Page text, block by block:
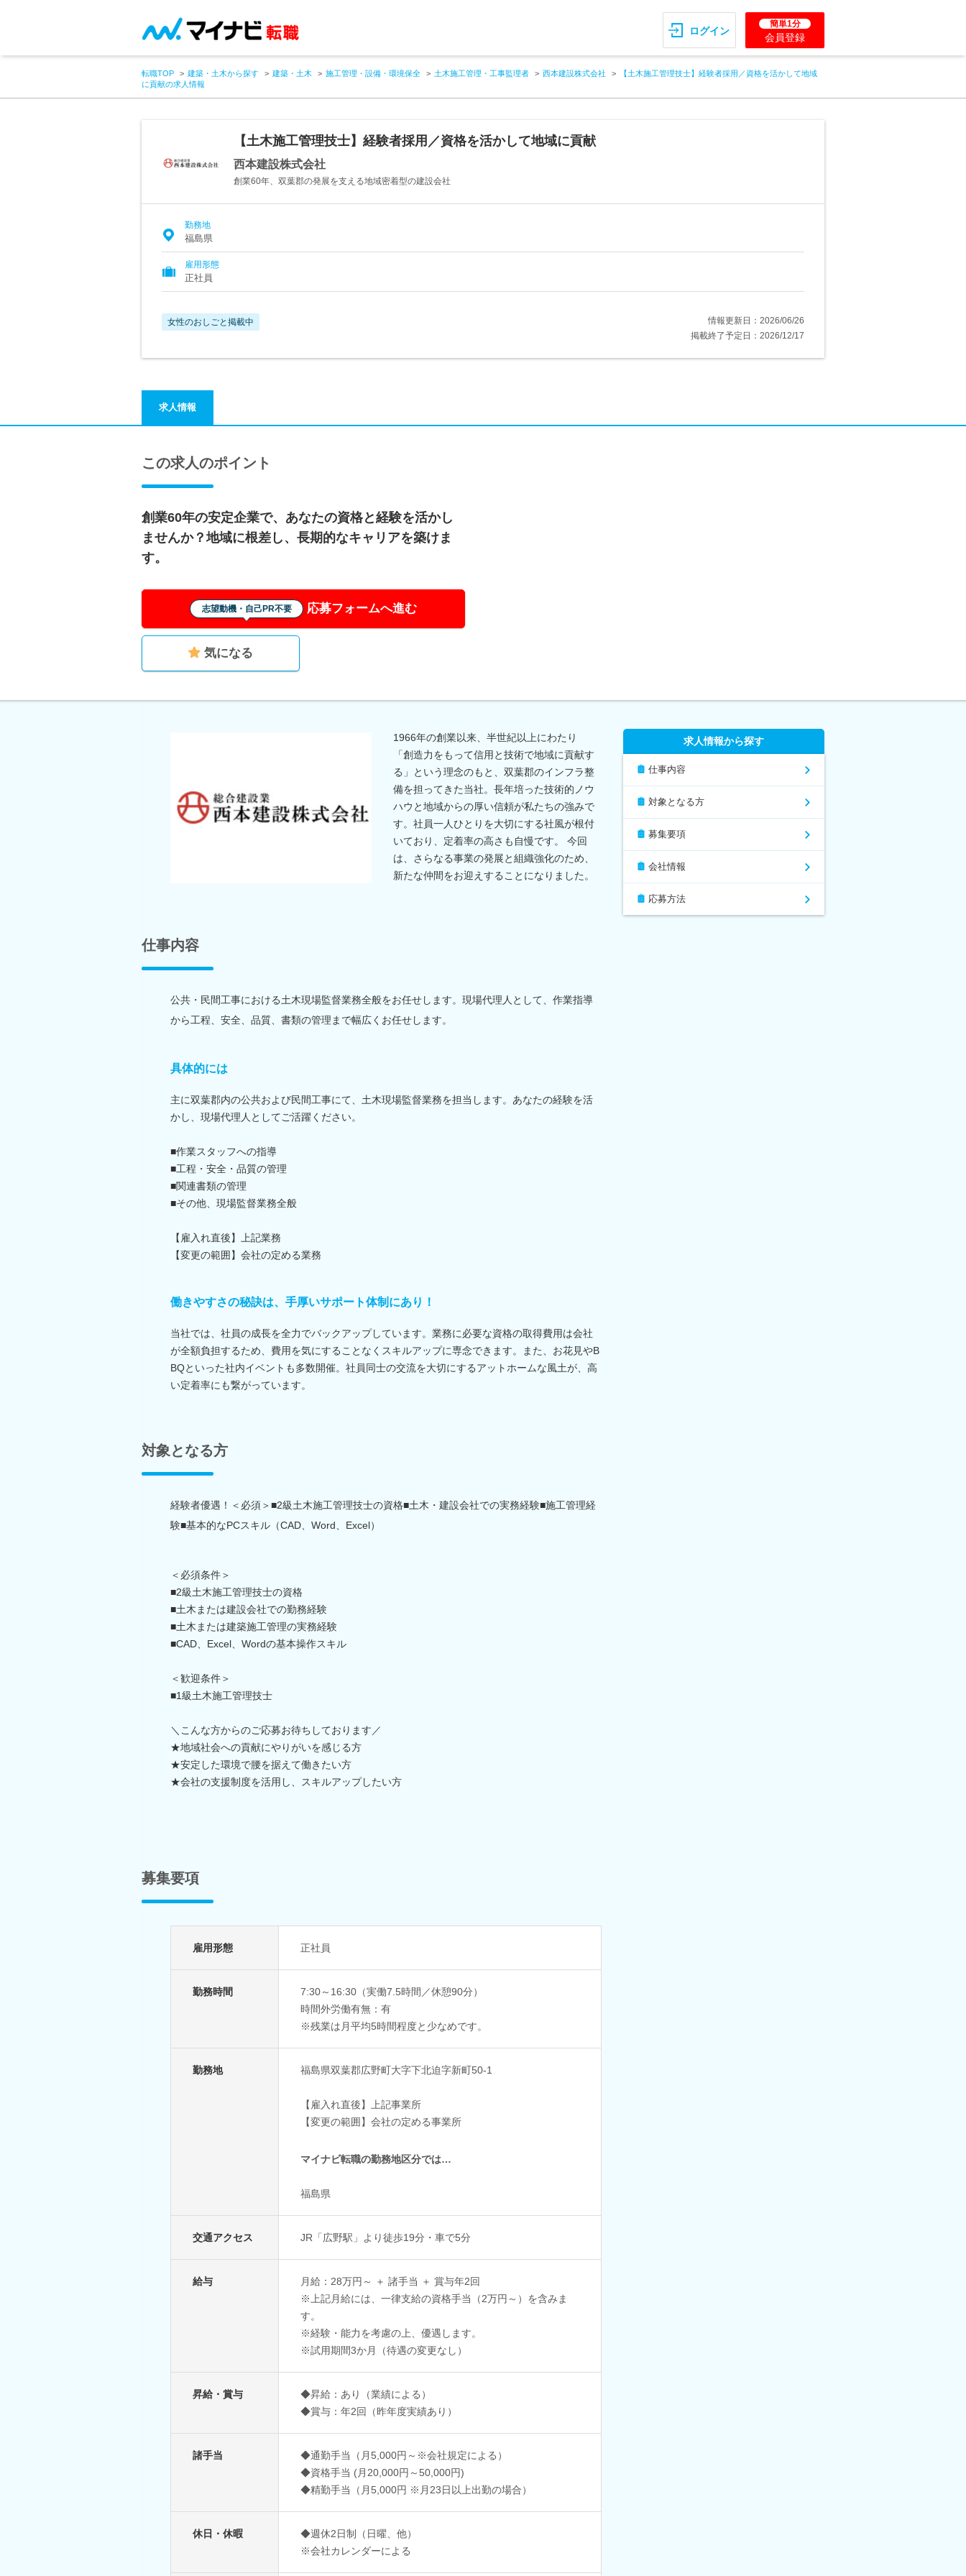
ログイン
簡単1分
会員登録
転職TOP 建築・土木から探す 建築・土木 施工管理・設備・環境保全 土木施工管理・工事監理者 西本建設株式会社
【土木施工管理技士】経験者採用／資格を活かして地域
に貢献の求人情報
【土木施工管理技士】経験者採用／資格を活かして地域に貢献
西本建設株式会社
創業60年、双葉郡の発展を支える地域密着型の建設会社
勤務地
福島県
雇用形態
正社員
女性のおしごと掲載中
情報更新日：2026/06/26
掲載終了予定日：2026/12/17
求人情報
この求人のポイント
創業60年の安定企業で、あなたの資格と経験を活かし
ませんか？地域に根差し、長期的なキャリアを築けま
す。
志望動機・自己PR不要 応募フォームへ進む
気になる
1966年の創業以来、半世紀以上にわたり
「創造力をもって信用と技術で地域に貢献す
る」という理念のもと、双葉郡のインフラ整
備を担ってきた当社。長年培った技術的ノウ
ハウと地域からの厚い信頼が私たちの強みで
す。社員一人ひとりを大切にする社風が根付
いており、定着率の高さも自慢です。 今回
は、さらなる事業の発展と組織強化のため、
新たな仲間をお迎えすることになりました。
仕事内容
公共・民間工事における土木現場監督業務全般をお任せします。現場代理人として、作業指導
から工程、安全、品質、書類の管理まで幅広くお任せします。
具体的には
主に双葉郡内の公共および民間工事にて、土木現場監督業務を担当します。あなたの経験を活
かし、現場代理人としてご活躍ください。
■作業スタッフへの指導
■工程・安全・品質の管理
■関連書類の管理
■その他、現場監督業務全般
【雇入れ直後】上記業務
【変更の範囲】会社の定める業務
働きやすさの秘訣は、手厚いサポート体制にあり！
当社では、社員の成長を全力でバックアップしています。業務に必要な資格の取得費用は会社
が全額負担するため、費用を気にすることなくスキルアップに専念できます。また、お花見やB
BQといった社内イベントも多数開催。社員同士の交流を大切にするアットホームな風土が、高
い定着率にも繋がっています。
対象となる方
経験者優遇！＜必須＞■2級土木施工管理技士の資格■土木・建設会社での実務経験■施工管理経
験■基本的なPCスキル（CAD、Word、Excel）
＜必須条件＞
■2級土木施工管理技士の資格
■土木または建設会社での勤務経験
■土木または建築施工管理の実務経験
■CAD、Excel、Wordの基本操作スキル
＜歓迎条件＞
■1級土木施工管理技士
＼こんな方からのご応募お待ちしております／
★地域社会への貢献にやりがいを感じる方
★安定した環境で腰を据えて働きたい方
★会社の支援制度を活用し、スキルアップしたい方
募集要項
雇用形態 正社員
勤務時間
7:30～16:30（実働7.5時間／休憩90分）
時間外労働有無：有
※残業は月平均5時間程度と少なめです。
勤務地 福島県双葉郡広野町大字下北迫字新町50-1
【雇入れ直後】上記事業所
【変更の範囲】会社の定める事業所
マイナビ転職の勤務地区分では…
福島県
交通アクセス JR「広野駅」より徒歩19分・車で5分
給与
月給：28万円～ ＋ 諸手当 ＋ 賞与年2回
※上記月給には、一律支給の資格手当（2万円～）を含みま
す。
※経験・能力を考慮の上、優遇します。
※試用期間3か月（待遇の変更なし）
昇給・賞与
◆昇給：あり（業績による）
◆賞与：年2回（昨年度実績あり）
諸手当
◆通勤手当（月5,000円～※会社規定による）
◆資格手当 (月20,000円～50,000円)
◆精勤手当（月5,000円 ※月23日以上出勤の場合）
休日・休暇
◆週休2日制（日曜、他）
※会社カレンダーによる
求人情報から探す
仕事内容
対象となる方
募集要項
会社情報
応募方法